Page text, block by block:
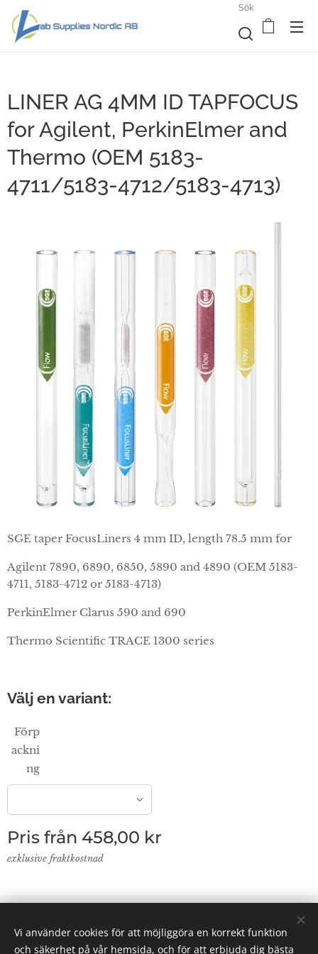
Sök
LINER AG 4MM ID TAPFOCUS
for Agilent, PerkinElmer and
Thermo (OEM 5183-
4711/5183-4712/5183-4713)
SGE taper FocusLiners 4 mm ID, length 78.5 mm for
Agilent 7890, 6890, 6850, 5890 and 4890 (OEM 5183-
4711, 5183-4712 or 5183-4713)
PerkinElmer Clarus 590 and 690
Thermo Scientific TRACE 1300 series
Välj en variant:
Förp
ackni
ng
Pris från 458,00 kr
exklusive fraktkostnad
© 2024 Lab Supplies Nordic AB, VATnr SE559250124001,
PO BOX 2013, 800 02 Gävle
Vi använder cookies för att möjliggöra en korrekt funktion
och säkerhet på vår hemsida, och för att erbjuda dig bästa